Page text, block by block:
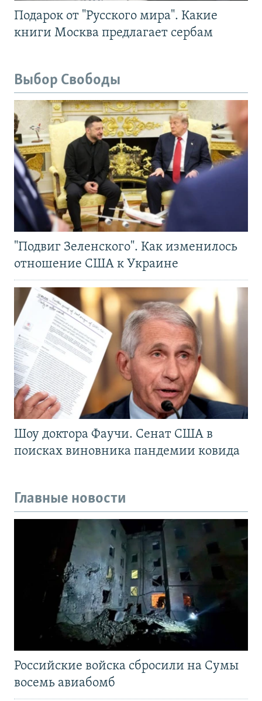
Подарок от "Русского мира". Какие
книги Москва предлагает сербам
Выбор Свободы
"Подвиг Зеленского". Как изменилось
отношение США к Украине
Шоу доктора Фаучи. Сенат США в
поисках виновника пандемии ковида
Главные новости
Российские войска сбросили на Сумы
восемь авиабомб